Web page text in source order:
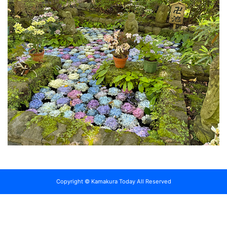
Copyright © Kamakura Today All Reserved